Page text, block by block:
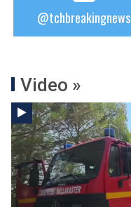
@tchbreakingnews
Video »